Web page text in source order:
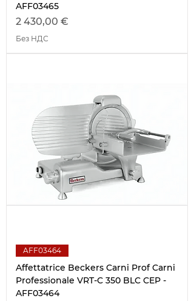
AFF03465
Цена
2 430,00 €
Без НДС
AFF03464
Affettatrice Beckers Carni Prof Carni
Professionale VRT-C 350 BLC CEP -
AFF03464